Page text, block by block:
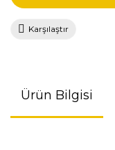
Karşılaştır
Ürün Bilgisi